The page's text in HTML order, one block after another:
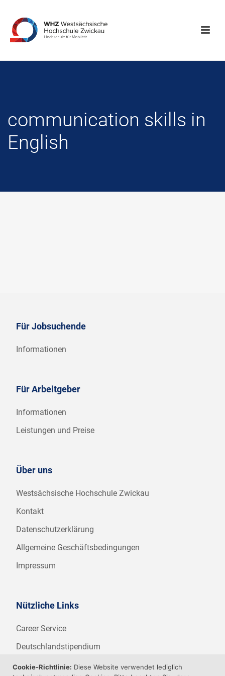
communication skills in
English
Für Jobsuchende
Informationen
Für Arbeitgeber
Informationen
Leistungen und Preise
Über uns
Westsächsische Hochschule Zwickau
Kontakt
Datenschutzerklärung
Allgemeine Geschäftsbedingungen
Impressum
Nützliche Links
Career Service
Deutschlandstipendium
WHZ Firmenstipendium
Cookie-Richtlinie: Diese Website verwendet lediglich